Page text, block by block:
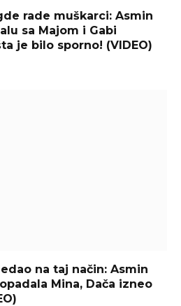
rade muškarci: Asmin
sa Majom i Gabi
je bilo sporno! (VIDEO)
na taj način: Asmin
Mina, Dača izneo